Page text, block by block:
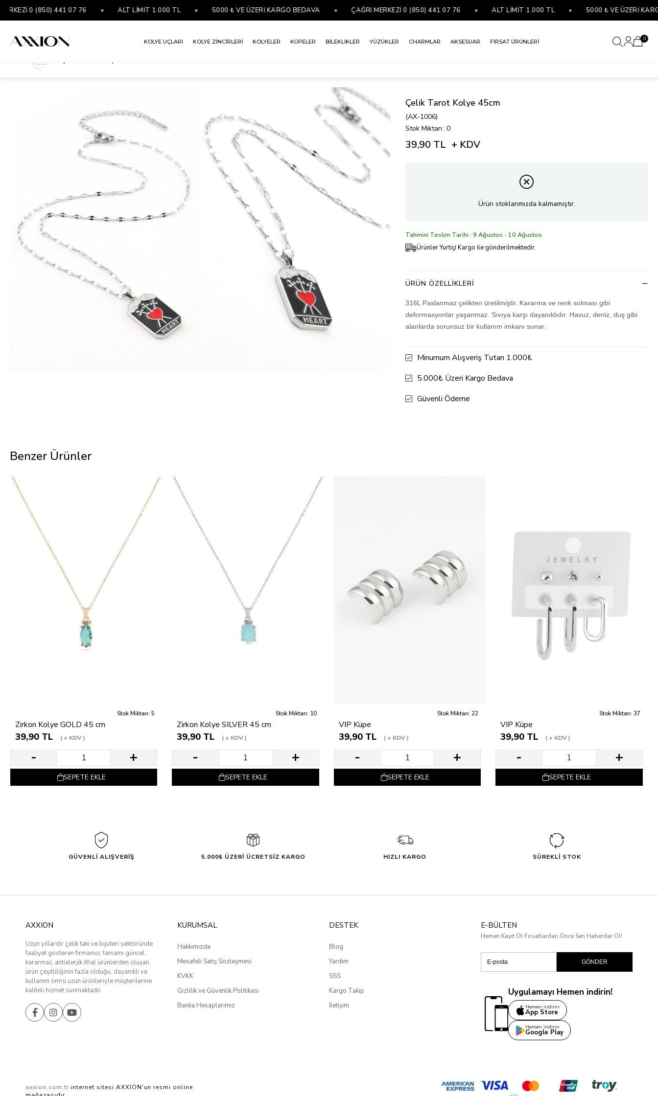
0 (850) 441 07 76 • ALT LİMİT 1.000 TL • 5000 ₺ VE ÜZERİ KARGO BEDAVA • ÇAĞRI MERKEZİ 0 (850) 441 07 76 • ALT LİMİT 1.000 TL • 5000 ₺ VE ÜZERİ KARGO
KOLYE UÇLARI KOLYE ZİNCİRLERİ KOLYELER KÜPELER BİLEKLİKLER YÜZÜKLER CHARMLAR AKSESUAR FIRSAT ÜRÜNLERİ 0
Çelik Tarot Kolye 45cm
(AX-1006)
Stok Miktarı : 0
39,90 TL + KDV
Ürün stoklarımızda kalmamıştır.
Tahmini Teslim Tarihi : 9 Ağustos - 10 Ağustos
Ürünler Yurtiçi Kargo ile gönderilmektedir.
ÜRÜN ÖZELLIKLERI
316L Paslanmaz çelikten üretilmiştir. Kararma ve renk solması gibi
deformasyonlar yaşanmaz. Sıvıya karşı dayanıklıdır. Havuz, deniz, duş gibi
alanlarda sorunsuz bir kullanım imkanı sunar.
Minumum Alışveriş Tutarı 1.000₺
5.000₺ Üzeri Kargo Bedava
Güvenli Ödeme
Benzer Ürünler
Stok Miktarı: 5
Zirkon Kolye GOLD 45 cm
39,90 TL + KDV
SEPETE EKLE
Stok Miktarı: 10
Zirkon Kolye SILVER 45 cm
39,90 TL + KDV
SEPETE EKLE
Stok Miktarı: 22
VIP Küpe
39,90 TL + KDV
SEPETE EKLE
Stok Miktarı: 37
VIP Küpe
39,90 TL + KDV
SEPETE EKLE
GÜVENLİ ALIŞVERİŞ 5.000₺ ÜZERİ ÜCRETSİZ KARGO HIZLI KARGO SÜREKLİ STOK
AXXION
Uzun yıllardır çelik takı ve bijuteri sektöründe
faaliyet gösteren firmamız; tamamı güncel,
kararmaz, antialerjik ithal ürünlerden oluşan,
ürün çeşitliliğinin fazla olduğu, dayanıklı ve
kullanım ömrü uzun ürünleriyle müşterilerine
kaliteli hizmet sunmaktadır.
KURUMSAL
Hakkımızda
Mesafeli Satış Sözleşmesi
KVKK
Gizlilik ve Güvenlik Politikası
Banka Hesaplarımız
DESTEK
Blog
Yardım
SSS
Kargo Takip
İletişim
E-BÜLTEN
Hemen Kayıt Ol Fırsatlardan Önce Sen Haberdar Ol!
GÖNDER
Uygulamayı Hemen indirin!
Hemen indirin
App Store
Hemen indirin
Google Play
axxion.com.tr internet sitesi AXXION'un resmi online